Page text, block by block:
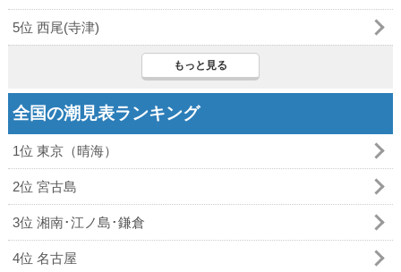
5位 西尾(寺津)
もっと見る
全国の潮見表ランキング
1位 東京（晴海）
2位 宮古島
3位 湘南･江ノ島･鎌倉
4位 名古屋